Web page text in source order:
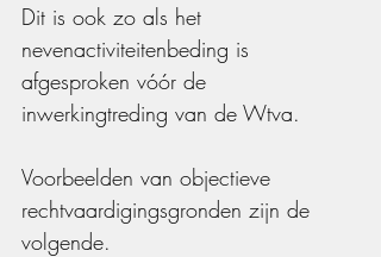
Dit is ook zo als het
nevenactiviteitenbeding is
afgesproken vóór de
inwerkingtreding van de Wtva.
Voorbeelden van objectieve
rechtvaardigingsgronden zijn de
volgende.